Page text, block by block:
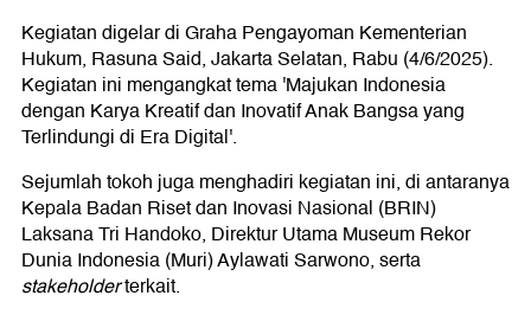
Kegiatan digelar di Graha Pengayoman Kementerian
Hukum, Rasuna Said, Jakarta Selatan, Rabu (4/6/2025).
Kegiatan ini mengangkat tema 'Majukan Indonesia
dengan Karya Kreatif dan Inovatif Anak Bangsa yang
Terlindungi di Era Digital'.
Sejumlah tokoh juga menghadiri kegiatan ini, di antaranya
Kepala Badan Riset dan Inovasi Nasional (BRIN)
Laksana Tri Handoko, Direktur Utama Museum Rekor
Dunia Indonesia (Muri) Aylawati Sarwono, serta
stakeholderterkait.